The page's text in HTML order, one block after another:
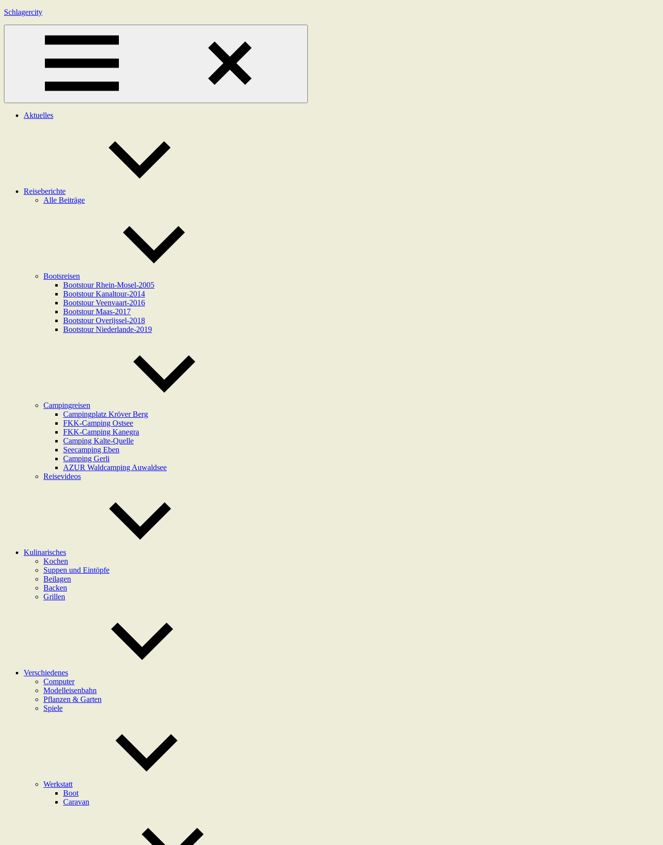
Zum
Schlagercity
Menü
Aktuelles
Reiseberichte
Alle Beiträge
Bootsreisen
Bootstour Rhein-Mosel-2005
Bootstour Kanaltour-2014
Bootstour Veenvaart-2016
Bootstour Maas-2017
Bootstour Overijssel-2018
Bootstour Niederlande-2019
Campingreisen
Campingplatz Kröver Berg
FKK-Camping Ostsee
FKK-Camping Kanegra
Camping Kalte-Quelle
Seecamping Eben
Camping Gerli
AZUR Waldcamping Auwaldsee
Reisevideos
Kulinarisches
Kochen
Suppen und Eintöpfe
Beilagen
Backen
Grillen
Verschiedenes
Computer
Modelleisenbahn
Pflanzen & Garten
Spiele
Werkstatt
Boot
Caravan